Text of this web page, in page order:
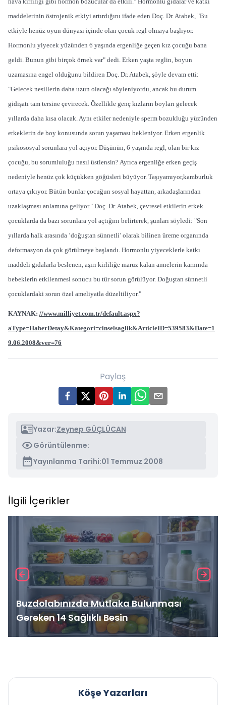
maddelerinin östrojenik etkiyi artırdığını ifade eden Doç. Dr. Atabek, "Bu
etkiyle henüz oyun dünyası içinde olan çocuk regl olmaya başlıyor.
Hormonlu yiyecek yüzünden 6 yaşında ergenliğe geçen kız çocuğu bana
geldi. Bunun gibi birçok örnek var" dedi. Erken yaşta reglin, boyun
uzamasına engel olduğunu bildiren Doç. Dr. Atabek, şöyle devam etti:
"Gelecek nesillerin daha uzun olacağı söyleniyordu, ancak bu durum
gidişatı tam tersine çevirecek. Özellikle genç kızların boyları gelecek
yıllarda daha kısa olacak. Aynı etkiler nedeniyle sperm bozukluğu yüzünden
erkeklerin de boy konusunda sorun yaşaması bekleniyor. Erken ergenlik
psikososyal sorunlara yol açıyor. Düşünün, 6 yaşında regl, olan bir kız
çocuğu, bu sorumluluğu nasıl üstlensin? Ayrıca ergenliğe erken geçiş
nedeniyle henüz çok küçükken göğüsleri büyüyor. Taşıyamıyor,kamburluk
ortaya çıkıyor. Bütün bunlar çocuğun sosyal hayattan, arkadaşlarından
uzaklaşması anlamına geliyor." Doç. Dr. Atabek, çevresel etkilerin erkek
çocuklarda da bazı sorunlara yol açtığını belirterek, şunları söyledi: "Son
yıllarda halk arasında ’doğuştan sünnetli’ olarak bilinen üreme organında
deformasyon da çok görülmeye başlandı. Hormonlu yiyeceklerle katkı
maddeli gıdalarla beslenen, aşırı kirliliğe maruz kalan annelerin karnında
bebeklerin etkilenmesi sonucu bu tür sorun görülüyor. Doğuştan sünnetli
çocuklardaki sorun özel ameliyatla düzeltiliyor."
KAYNAK: //www.milliyet.com.tr/default.aspx?
aType=HaberDetay&Kategori=cinselsaglik&ArticleID=539583&Date=1
9.06.2008&ver=76
Paylaş
Yazar:Zeynep GÜÇLÜCAN
Görüntülenme:
Yayınlanma Tarihi:01 Temmuz 2008
İlgili İçerikler
Buzdolabınızda Mutlaka Bulunması
Gereken 14 Sağlıklı Besin
Köşe Yazarları